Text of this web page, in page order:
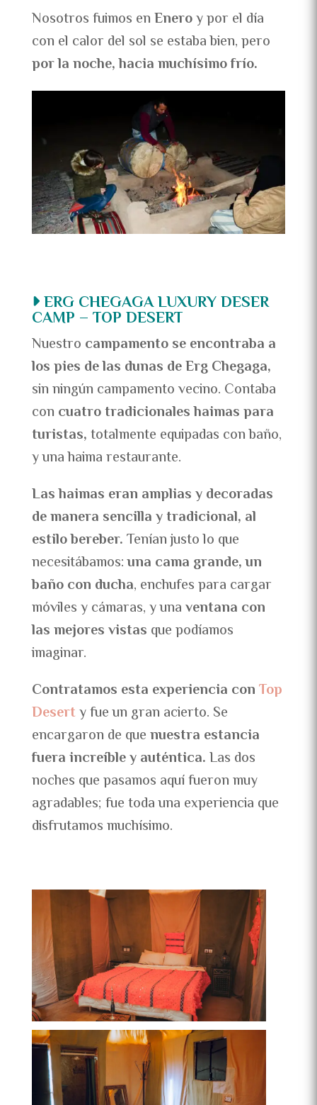
Nosotros fuimos enEneroy por el día
con el calor del sol se estaba bien, pero
por ​la noche, hacia muchísimo frío.
ERG CHEGAGA LUXURY DESER
CAMP – TOP DESERT
Nuestro campamento se encontraba a
los pies de las dunas de Erg Chegaga,
sin ningún campamento vecino. Contaba
con cuatro tradicionales haimas para
turistas,totalmente equipadas con baño,
y una haima restaurante.
Las haimas eran amplias y decoradas
de manera sencilla y tradicional, al
estilo bereber.Tenían justo lo que
necesitábamos:una cama grande, un
baño con ducha, enchufes para cargar
móviles y cámaras, y unaventana con
las mejores vistas que podíamos
imaginar.
Contratamos esta experiencia conTop
Deserty fue un gran acierto. Se
encargaron de quenuestra estancia
fuera increíble y auténtica.Las dos
noches que pasamos aquí fueron muy
agradables; fue toda una experiencia que
disfrutamos muchísimo.